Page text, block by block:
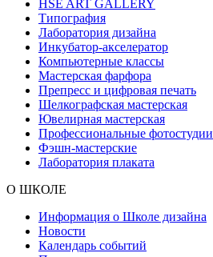
HSE ART GALLERY
Типография
Лаборатория дизайна
Инкубатор-акселератор
Компьютерные классы
Мастерская фарфора
Препресс и цифровая печать
Шелкографская мастерская
Ювелирная мастерская
Профессиональные фотостудии
Фэшн-мастерские
Лаборатория плаката
О ШКОЛЕ
Информация о Школе дизайна
Новости
Календарь событий